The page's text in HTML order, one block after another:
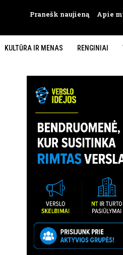
Pranešk naujieną Apie
KULTŪRA IR MENAS RENGINIAI